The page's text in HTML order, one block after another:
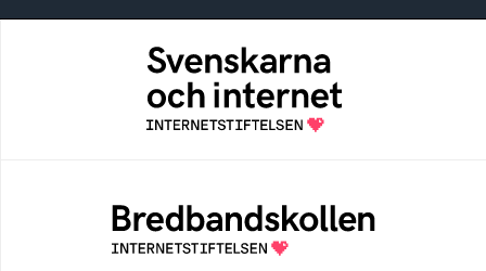
Svenskarna och internet
En årlig studie av svenska folkets
internetvanor
Bredbandskollen är ett oberoende
konsumentverktyg som drivs av
Internetstiftelsen